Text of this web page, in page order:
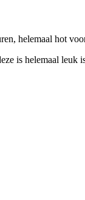
helemaal hot
is helemaal leuk